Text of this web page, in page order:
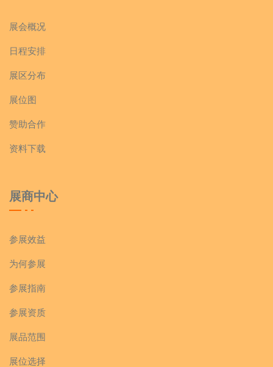
展会概况
日程安排
展区分布
展位图
赞助合作
资料下载
展商中心
参展效益
为何参展
参展指南
参展资质
展品范围
展位选择